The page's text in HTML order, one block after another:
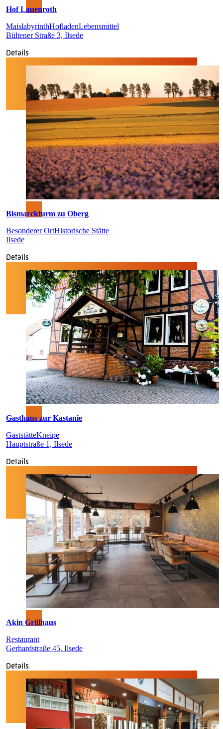
Hof Lauenroth
MaislabyrinthHofladenLebensmittel
Bültener Straße 3, Ilsede
Details
Bismarckturm zu Oberg
Besonderer OrtHistorische Stätte
Ilsede
Details
Gasthaus zur Kastanie
GaststätteKneipe
Hauptstraße 1, Ilsede
Details
Akin Grillhaus
Restaurant
Gerhardstraße 45, Ilsede
Details